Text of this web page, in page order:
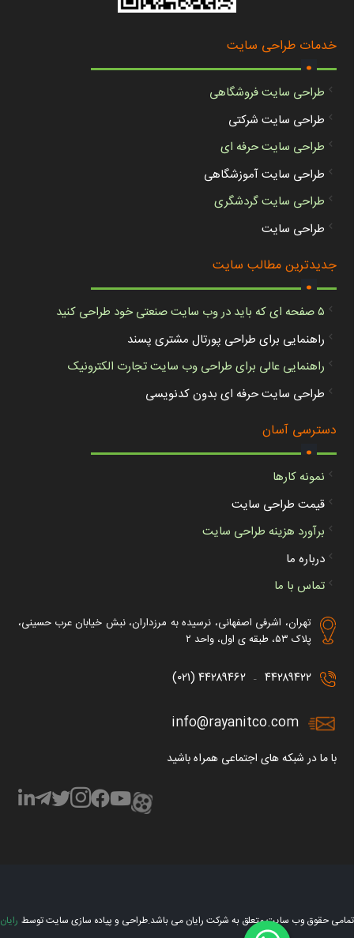
خدمات طراحی سایت
.
طراحی سایت فروشگاهی
طراحی سایت شرکتی
طراحی سایت حرفه ای
طراحی سایت آموزشگاهی
طراحی سایت گردشگری
طراحی سایت
جدیدترین مطالب سایت
.
۵ صفحه ای که باید در وب سایت صنعتی خود طراحی کنید
راهنمایی برای طراحی پورتال مشتری پسند
راهنمایی عالی برای طراحی وب سایت تجارت الکترونیک
طراحی سایت حرفه ای بدون کدنویسی
دسترسی آسان
.
نمونه کارها
قیمت طراحی سایت
برآورد هزینه طراحی سایت
درباره ما
تماس با ما
تهران، اشرفی اصفهانی، نرسیده به مرزداران، نبش خیابان عرب حسینی،
پلاک ۵۳، طبقه ی اول، واحد ۲
۴۴۲۸۹۴۲۲ – ۴۴۲۸۹۴۶۲ (۰۲۱)
info@rayanitco.com
با ما در شبکه های اجتماعی همراه باشید
تمامی حقوق وب سایت متعلق به شرکت رایان می باشد.طراحی و پیاده سازی سایت توسط رایان